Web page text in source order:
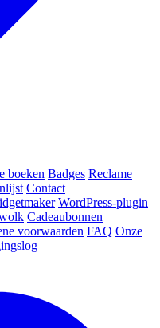
boeken Badges Reclame
Contact
WordPress-plugin
Cadeaubonnen
voorwaarden FAQ Onze